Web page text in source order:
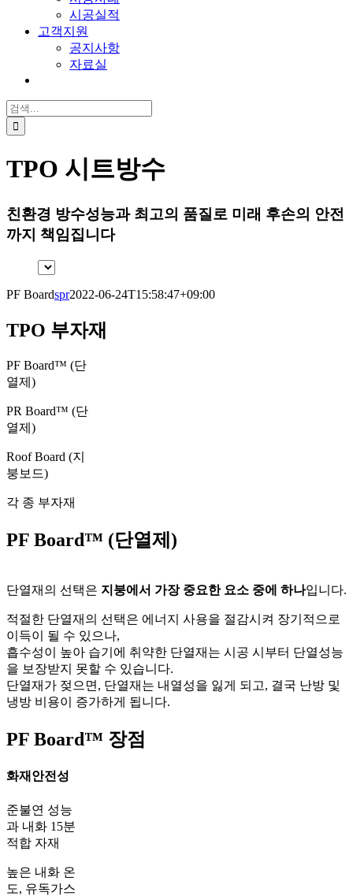
시공실적
고객지원
공지사항
자료실
검
색:
TPO 시트방수
친환경 방수성능과 최고의 품질로 미래 후손의 안전
까지 책임집니다
PF Boardspr2022-06-24T15:58:47+09:00
TPO 부자재
PF Board™ (단
열제)
PR Board™ (단
열제)
Roof Board (지
붕보드)
각 종 부자재
PF Board™ (단열제)
단열재의 선택은 지붕에서 가장 중요한 요소 중에 하나입니다.
적절한 단열재의 선택은 에너지 사용을 절감시켜 장기적으로
이득이 될 수 있으나,
흡수성이 높아 습기에 취약한 단열재는 시공 시부터 단열성능
을 보장받지 못할 수 있습니다.
단열재가 젖으면, 단열재는 내열성을 잃게 되고, 결국 난방 및
냉방 비용이 증가하게 됩니다.
PF Board™ 장점
화재안전성
준불연 성능
과 내화 15분
적합 자재
높은 내화 온
도, 유독가스